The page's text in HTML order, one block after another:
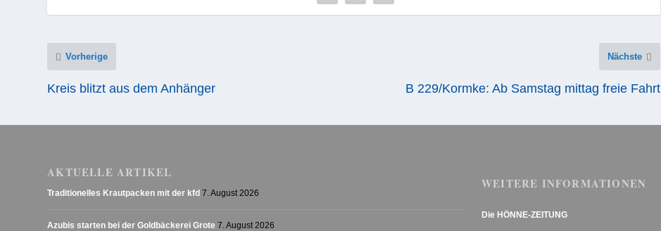
Vorherige
Kreis blitzt aus dem Anhänger
Nächste
B 229/Kormke: Ab Samstag mittag freie Fahrt
AKTUELLE ARTIKEL
Traditionelles Krautpacken mit der kfd 7. August 2026
Azubis starten bei der Goldbäckerei Grote 7. August 2026
WEITERE INFORMATIONEN
Die HÖNNE-ZEITUNG